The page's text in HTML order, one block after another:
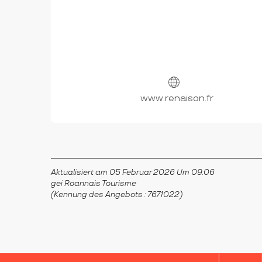
www.renaison.fr
Aktualisiert am 05 Februar 2026 Um 09:06
gei Roannais Tourisme
(Kennung des Angebots :7671022)